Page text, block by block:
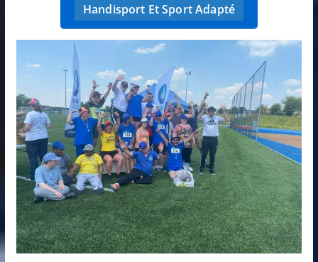
Handisport Et Sport Adapté